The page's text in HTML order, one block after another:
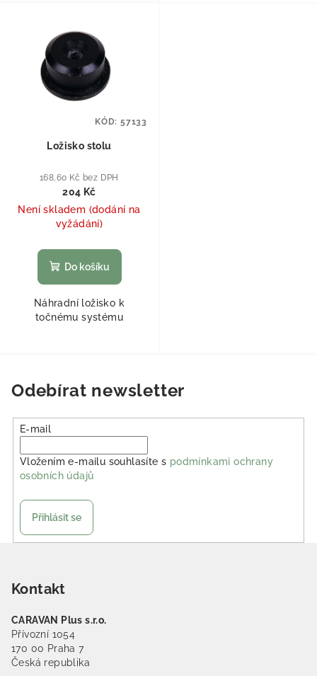
Ložisko stolu
168,60 Kč bez DPH
204 Kč
Není skladem (dodání na
vyžádání)
Do košíku
Náhradní ložisko k
točnému systému
KÓD: 57133
Odebírat newsletter
E-mail
Vložením e-mailu souhlasíte s podmínkami ochrany
osobních údajů
Přihlásit se
Kontakt
CARAVAN Plus s.r.o.
Přívozní 1054
170 00 Praha 7
Česká republika